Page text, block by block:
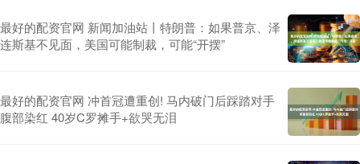
最好的配资官网 新闻加油站丨特朗普：如果普京、泽
连斯基不见面，美国可能制裁，可能“开摆”
最好的配资官网 冲首冠遭重创! 马内破门后踩踏对手
腹部染红 40岁C罗摊手+欲哭无泪